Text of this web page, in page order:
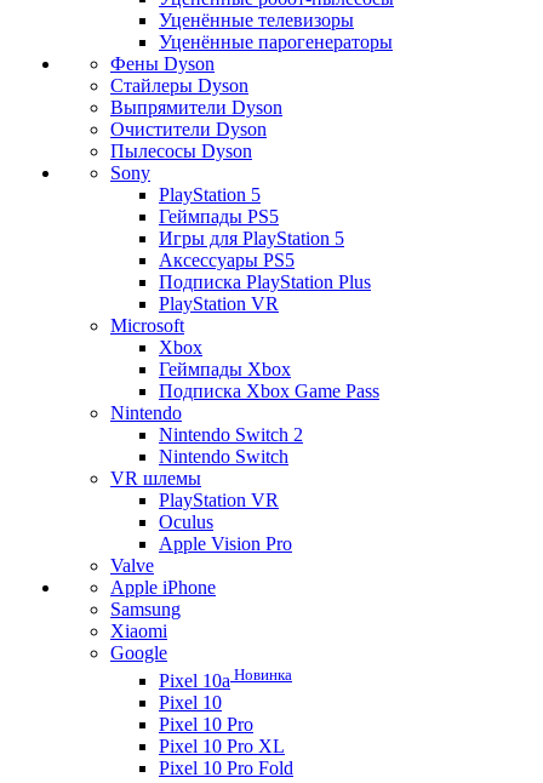
Уценённые телевизоры
Уценённые парогенераторы
Фены Dyson
Стайлеры Dyson
Выпрямители Dyson
Очистители Dyson
Пылесосы Dyson
Sony
PlayStation 5
Геймпады PS5
Игры для PlayStation 5
Аксессуары PS5
Подписка PlayStation Plus
PlayStation VR
Microsoft
Xbox
Геймпады Xbox
Подписка Xbox Game Pass
Nintendo
Nintendo Switch 2
Nintendo Switch
VR шлемы
PlayStation VR
Oculus
Apple Vision Pro
Valve
Apple iPhone
Samsung
Xiaomi
Google
Pixel 10a Новинка
Pixel 10
Pixel 10 Pro
Pixel 10 Pro XL
Pixel 10 Pro Fold